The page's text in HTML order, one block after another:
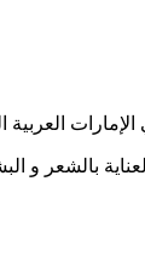
العربية
بالشعر و